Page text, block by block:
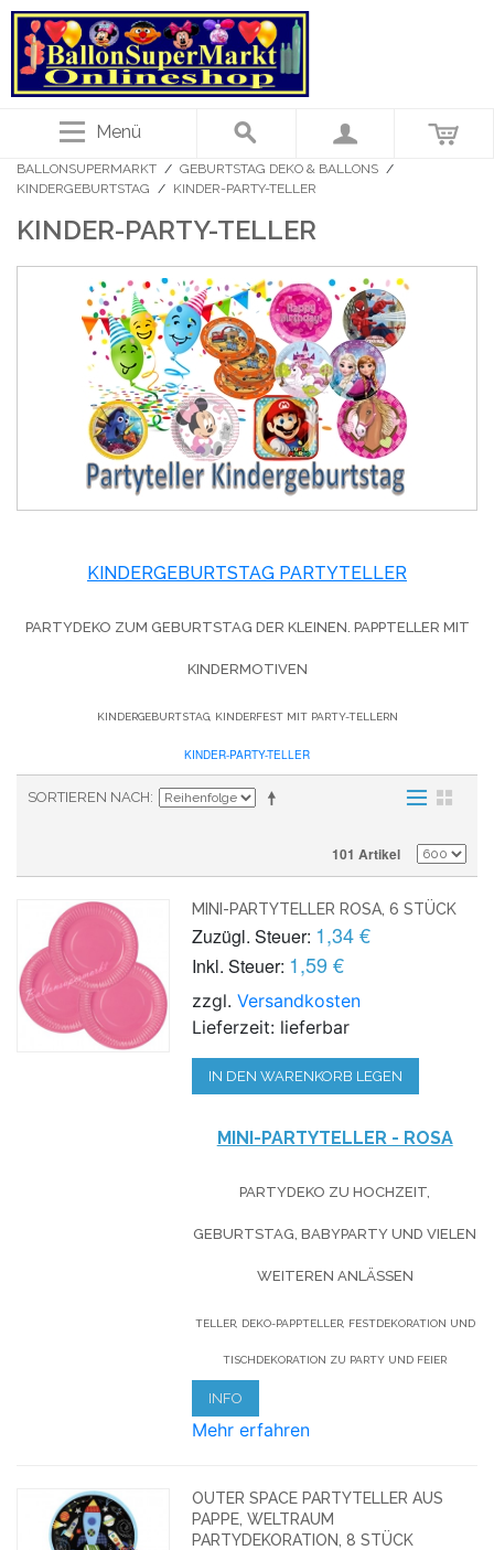
Menü
BALLONSUPERMARKT / GEBURTSTAG DEKO & BALLONS /
KINDERGEBURTSTAG / KINDER-PARTY-TELLER
KINDER-PARTY-TELLER
KINDERGEBURTSTAG PARTYTELLER
PARTYDEKO ZUM GEBURTSTAG DER KLEINEN. PAPPTELLER MIT
KINDERMOTIVEN
KINDERGEBURTSTAG, KINDERFEST MIT PARTY-TELLERN
KINDER-PARTY-TELLER
SORTIEREN NACH
101 Artikel
MINI-PARTYTELLER ROSA, 6 STÜCK
Zuzügl. Steuer: 1,34 €
Inkl. Steuer: 1,59 €
zzgl.Versandkosten
Lieferzeit: lieferbar
IN DEN WARENKORB LEGEN
MINI-PARTYTELLER - ROSA
PARTYDEKO ZU HOCHZEIT,
GEBURTSTAG, BABYPARTY UND VIELEN
WEITEREN ANLÄSSEN
TELLER, DEKO-PAPPTELLER, FESTDEKORATION UND
TISCHDEKORATION ZU PARTY UND FEIER
INFO
Mehr erfahren
OUTER SPACE PARTYTELLER AUS
PAPPE, WELTRAUM
PARTYDEKORATION, 8 STÜCK